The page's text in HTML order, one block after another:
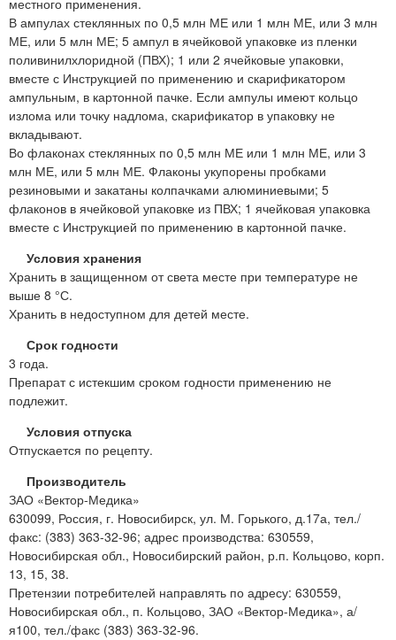
местного применения.
В ампулах стеклянных по 0,5 млн МЕ или 1 млн МЕ, или 3 млн
МЕ, или 5 млн МЕ; 5 ампул в ячейковой упаковке из пленки
поливинилхлоридной (ПВХ); 1 или 2 ячейковые упаковки,
вместе с Инструкцией по применению и скарификатором
ампульным, в картонной пачке. Если ампулы имеют кольцо
излома или точку надлома, скарификатор в упаковку не
вкладывают.
Во флаконах стеклянных по 0,5 млн МЕ или 1 млн МЕ, или 3
млн МЕ, или 5 млн МЕ. Флаконы укупорены пробками
резиновыми и закатаны колпачками алюминиевыми; 5
флаконов в ячейковой упаковке из ПВХ; 1 ячейковая упаковка
вместе с Инструкцией по применению в картонной пачке.
Условия хранения
Хранить в защищенном от света месте при температуре не
выше 8 °С.
Хранить в недоступном для детей месте.
Срок годности
3 года.
Препарат с истекшим сроком годности применению не
подлежит.
Условия отпуска
Отпускается по рецепту.
Производитель
ЗАО «Вектор-Медика»
630099, Россия, г. Новосибирск, ул. М. Горького, д.17а, тел./
факс: (383) 363-32-96; адрес производства: 630559,
Новосибирская обл., Новосибирский район, р.п. Кольцово, корп.
13, 15, 38.
Претензии потребителей направлять по адресу: 630559,
Новосибирская обл., п. Кольцово, ЗАО «Вектор-Медика», а/
я100, тел./факс (383) 363-32-96.